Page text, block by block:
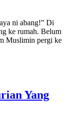
ni abang!” Di
ke rumah. Belum
Muslimin pergi ke
Yang